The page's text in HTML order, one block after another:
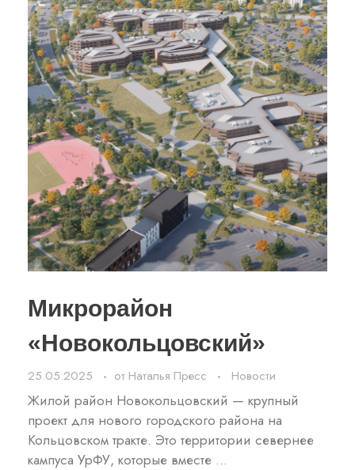
Микрорайон
«Новокольцовский»
25.05.2025 от Наталья Пресс Новости
Жилой район Новокольцовский — крупный
проект для нового городского района на
Кольцовском тракте. Это территории севернее
кампуса УрФУ, которые вместе ...